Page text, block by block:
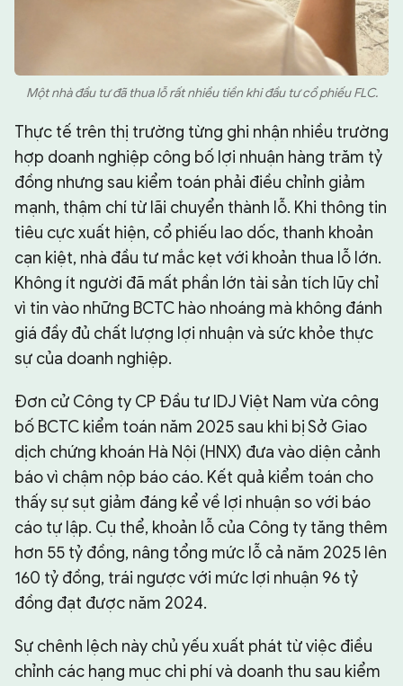
Một nhà đầu tư đã thua lỗ rất nhiều tiền khi đầu tư cổ phiếu FLC.
Thực tế trên thị trường từng ghi nhận nhiều trường
hợp doanh nghiệp công bố lợi nhuận hàng trăm tỷ
đồng nhưng sau kiểm toán phải điều chỉnh giảm
mạnh, thậm chí từ lãi chuyển thành lỗ. Khi thông tin
tiêu cực xuất hiện, cổ phiếu lao dốc, thanh khoản
cạn kiệt, nhà đầu tư mắc kẹt với khoản thua lỗ lớn.
Không ít người đã mất phần lớn tài sản tích lũy chỉ
vì tin vào những BCTC hào nhoáng mà không đánh
giá đầy đủ chất lượng lợi nhuận và sức khỏe thực
sự của doanh nghiệp.
Đơn cử Công ty CP Đầu tư IDJ Việt Nam vừa công
bố BCTC kiểm toán năm 2025 sau khi bị Sở Giao
dịch chứng khoán Hà Nội (HNX) đưa vào diện cảnh
báo vì chậm nộp báo cáo. Kết quả kiểm toán cho
thấy sự sụt giảm đáng kể về lợi nhuận so với báo
cáo tự lập. Cụ thể, khoản lỗ của Công ty tăng thêm
hơn 55 tỷ đồng, nâng tổng mức lỗ cả năm 2025 lên
160 tỷ đồng, trái ngược với mức lợi nhuận 96 tỷ
đồng đạt được năm 2024.
Sự chênh lệch này chủ yếu xuất phát từ việc điều
chỉnh các hạng mục chi phí và doanh thu sau kiểm